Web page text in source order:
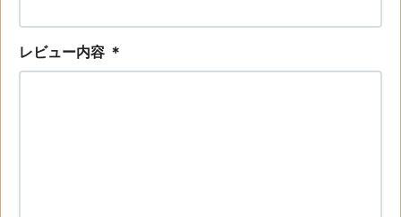
レビュー内容 ＊